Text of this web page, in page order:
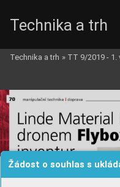
Žádost o souhlas s
Technika a trh
Technika a trh » TT 9/2019 - 1.